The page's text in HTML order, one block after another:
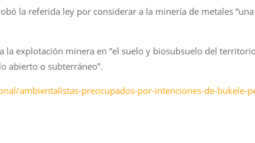
la referida ley por considerar a la minería de metales
explotación minera en “el suelo y biosubsuelo del
abierto o subterráneo”.
ambientalistas-preocupados-por-intenciones-de-